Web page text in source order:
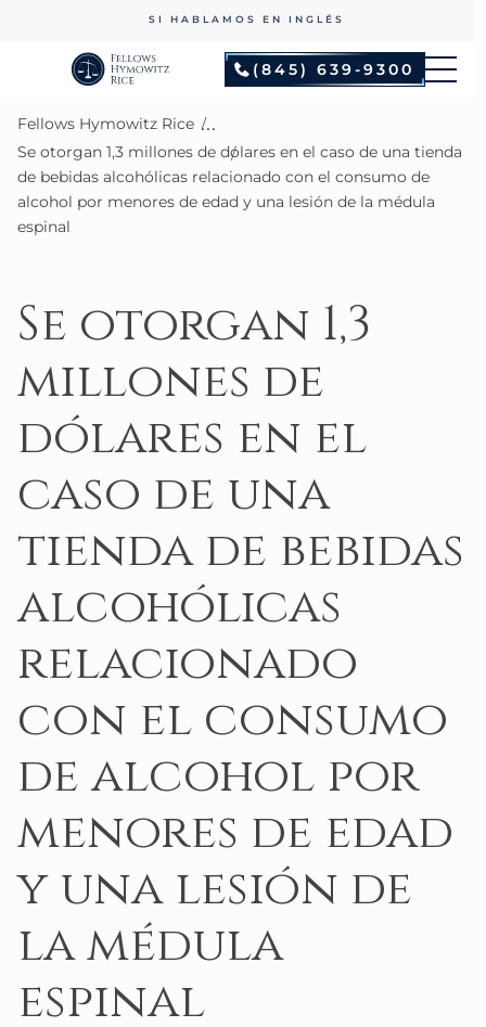
SI HABLAMOS EN INGLÉS
(845) 639-9300
Fellows Hymowitz Rice ...
Se otorgan 1,3 millones de dólares en el caso de una tienda
de bebidas alcohólicas relacionado con el consumo de
alcohol por menores de edad y una lesión de la médula
espinal
Se otorgan 1,3
millones de
dólares en el
caso de una
tienda de bebidas
alcohólicas
relacionado
con el consumo
de alcohol por
menores de edad
y una lesión de
la médula
espinal